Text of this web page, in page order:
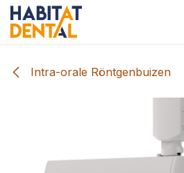
Overslaan naar inhoud
Intra-orale Röntgenbuizen